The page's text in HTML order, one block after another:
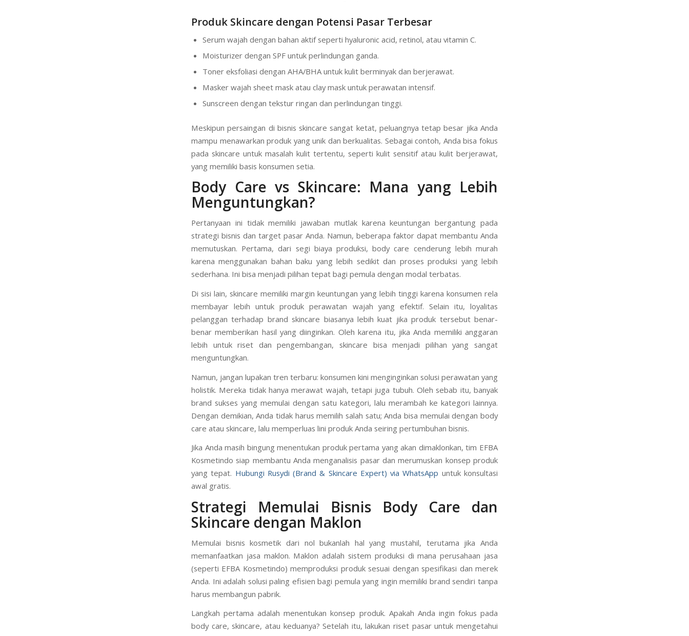
Produk Skincare dengan Potensi Pasar Terbesar
Serum wajah dengan bahan aktif seperti hyaluronic acid, retinol, atau vitamin C.
Moisturizer dengan SPF untuk perlindungan ganda.
Toner eksfoliasi dengan AHA/BHA untuk kulit berminyak dan berjerawat.
Masker wajah sheet mask atau clay mask untuk perawatan intensif.
Sunscreen dengan tekstur ringan dan perlindungan tinggi.
Meskipun persaingan di bisnis skincare sangat ketat, peluangnya tetap besar jika Anda
mampu menawarkan produk yang unik dan berkualitas. Sebagai contoh, Anda bisa fokus
pada skincare untuk masalah kulit tertentu, seperti kulit sensitif atau kulit berjerawat,
yang memiliki basis konsumen setia.
Body Care vs Skincare: Mana yang Lebih
Menguntungkan?
Pertanyaan ini tidak memiliki jawaban mutlak karena keuntungan bergantung pada
strategi bisnis dan target pasar Anda. Namun, beberapa faktor dapat membantu Anda
memutuskan. Pertama, dari segi biaya produksi, body care cenderung lebih murah
karena menggunakan bahan baku yang lebih sedikit dan proses produksi yang lebih
sederhana. Ini bisa menjadi pilihan tepat bagi pemula dengan modal terbatas.
Di sisi lain, skincare memiliki margin keuntungan yang lebih tinggi karena konsumen rela
membayar lebih untuk produk perawatan wajah yang efektif. Selain itu, loyalitas
pelanggan terhadap brand skincare biasanya lebih kuat jika produk tersebut benar-
benar memberikan hasil yang diinginkan. Oleh karena itu, jika Anda memiliki anggaran
lebih untuk riset dan pengembangan, skincare bisa menjadi pilihan yang sangat
menguntungkan.
Namun, jangan lupakan tren terbaru: konsumen kini menginginkan solusi perawatan yang
holistik. Mereka tidak hanya merawat wajah, tetapi juga tubuh. Oleh sebab itu, banyak
brand sukses yang memulai dengan satu kategori, lalu merambah ke kategori lainnya.
Dengan demikian, Anda tidak harus memilih salah satu; Anda bisa memulai dengan body
care atau skincare, lalu memperluas lini produk Anda seiring pertumbuhan bisnis.
Jika Anda masih bingung menentukan produk pertama yang akan dimaklonkan, tim EFBA
Kosmetindo siap membantu Anda menganalisis pasar dan merumuskan konsep produk
yang tepat. Hubungi Rusydi (Brand & Skincare Expert) via WhatsApp untuk konsultasi
awal gratis.
Strategi Memulai Bisnis Body Care dan
Skincare dengan Maklon
Memulai bisnis kosmetik dari nol bukanlah hal yang mustahil, terutama jika Anda
memanfaatkan jasa maklon. Maklon adalah sistem produksi di mana perusahaan jasa
(seperti EFBA Kosmetindo) memproduksi produk sesuai dengan spesifikasi dan merek
Anda. Ini adalah solusi paling efisien bagi pemula yang ingin memiliki brand sendiri tanpa
harus membangun pabrik.
Langkah pertama adalah menentukan konsep produk. Apakah Anda ingin fokus pada
body care, skincare, atau keduanya? Setelah itu, lakukan riset pasar untuk mengetahui